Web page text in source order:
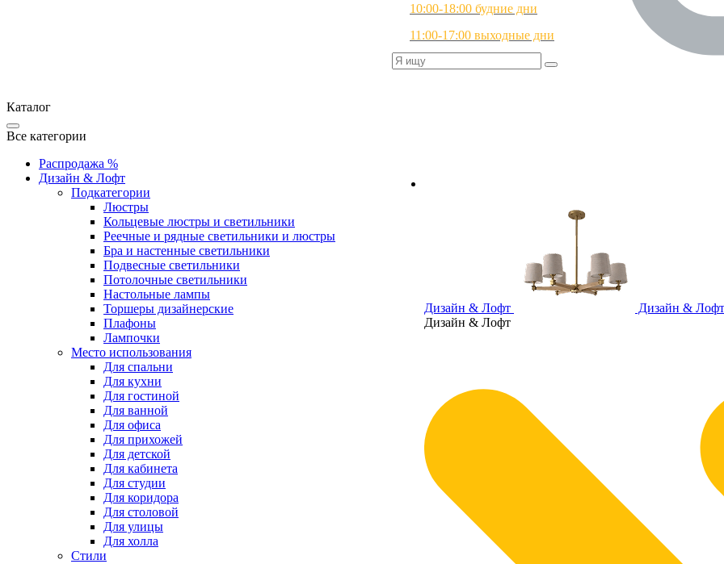
Дизайн & Лофт
Дизайн & Лофт
Дизайн & Лофт
10:00-18:00 будние дни
11:00-17:00 выходные дни
Каталог
Все категории
Распродажа %
Дизайн & Лофт
Подкатегории
Люстры
Кольцевые люстры и светильники
Реечные и рядные светильники и люстры
Бра и настенные светильники
Подвесные светильники
Потолочные светильники
Настольные лампы
Торшеры дизайнерские
Плафоны
Лампочки
Место использования
Для спальни
Для кухни
Для гостиной
Для ванной
Для офиса
Для прихожей
Для детской
Для кабинета
Для студии
Для коридора
Для столовой
Для улицы
Для холла
Стили